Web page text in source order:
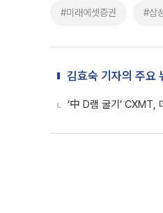
#미래에셋증권 #삼
김효숙 기자의 주요
‘中 D램 굴기’ CXMT,